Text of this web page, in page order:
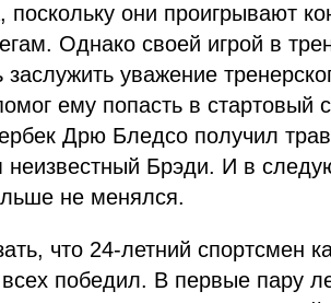
поскольку они проигрывают
Однако своей игрой в
заслужить уважение
ему попасть в стартовый
Дрю Бледсо получил
неизвестный Брэди. И в
не менялся.
что 24-летний спортсмен
победил. В первые пару